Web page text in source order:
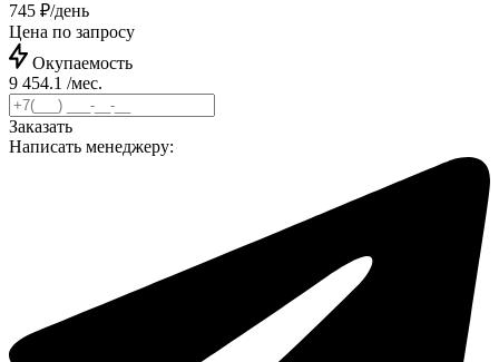
745 ₽/день
Цена по запросу
Окупаемость
9 454.1 /мес.
Заказать
Написать менеджеру: